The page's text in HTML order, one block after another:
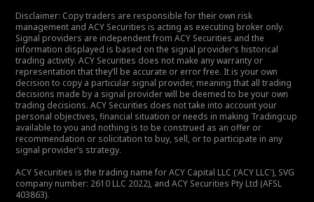
Disclaimer: Copy traders are responsible for their own risk
management and ACY Securities is acting as executing broker only.
Signal providers are independent from ACY Securities and the
information displayed is based on the signal provider’s historical
trading activity. ACY Securities does not make any warranty or
representation that they’ll be accurate or error free. It is your own
decision to copy a particular signal provider, meaning that all trading
decisions made by a signal provider will be deemed to be your own
trading decisions. ACY Securities does not take into account your
personal objectives, financial situation or needs in making Tradingcup
available to you and nothing is to be construed as an offer or
recommendation or solicitation to buy, sell, or to participate in any
signal provider’s strategy.
ACY Securities is the trading name for ACY Capital LLC ('ACY LLC'), SVG
company number: 2610 LLC 2022), and ACY Securities Pty Ltd (AFSL
403863).